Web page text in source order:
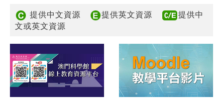
提供中文資源 提供英文資源
提供中
文或英文資源